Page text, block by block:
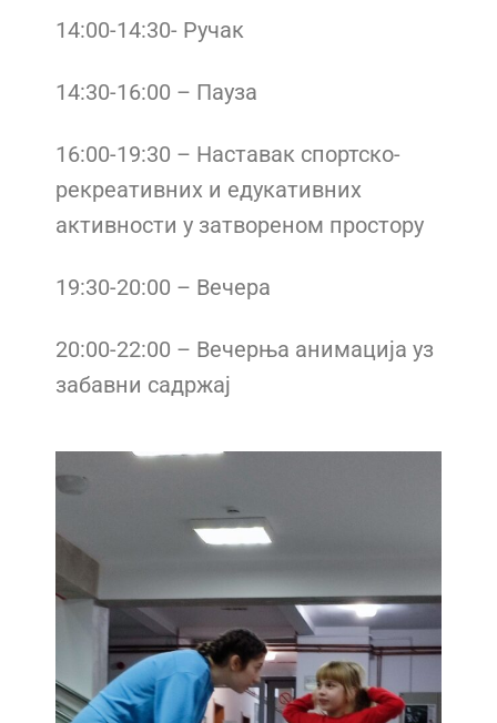
14:00-14:30- Ручак
14:30-16:00 – Пауза
16:00-19:30 – Наставак спортско-
рекреативних и едукативних
активности у затвореном простору
19:30-20:00 – Вечера
20:00-22:00 – Вечерња анимација уз
забавни садржај